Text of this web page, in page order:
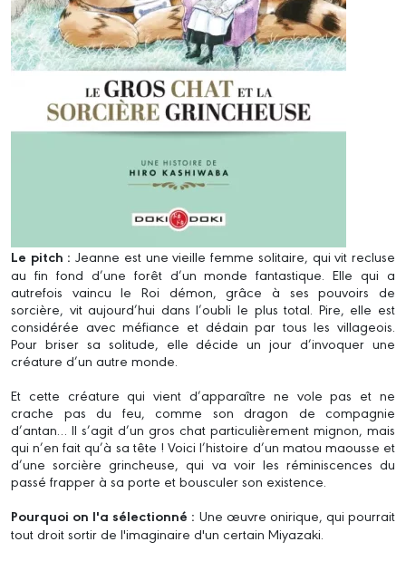
Le pitch : Jeanne est une vieille femme solitaire, qui vit recluse
au fin fond d’une forêt d’un monde fantastique. Elle qui a
autrefois vaincu le Roi démon, grâce à ses pouvoirs de
sorcière, vit aujourd’hui dans l’oubli le plus total. Pire, elle est
considérée avec méfiance et dédain par tous les villageois.
Pour briser sa solitude, elle décide un jour d’invoquer une
créature d’un autre monde.
Et cette créature qui vient d’apparaître ne vole pas et ne
crache pas du feu, comme son dragon de compagnie
d’antan… Il s’agit d’un gros chat particulièrement mignon, mais
qui n’en fait qu’à sa tête ! Voici l’histoire d’un matou maousse et
d’une sorcière grincheuse, qui va voir les réminiscences du
passé frapper à sa porte et bousculer son existence.
Pourquoi on l'a sélectionné : Une œuvre onirique, qui pourrait
tout droit sortir de l'imaginaire d'un certain Miyazaki.